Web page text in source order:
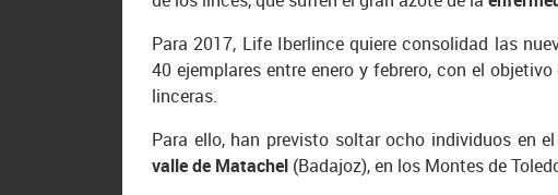
Para 2017, Life Iberlince quiere consolidad las
40 ejemplares entre enero y febrero, con el objetivo
linceras.
Para ello, han previsto soltar ocho individuos en el
valle de Matachel (Badajoz), en los Montes de